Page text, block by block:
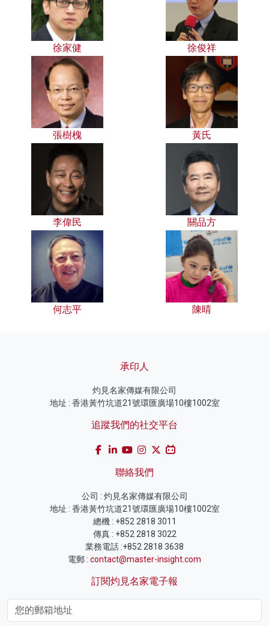
徐家健 徐俊祥
張樹槐 黃氏
李偉民 關品方
何志平 陳晴
承印人
灼見名家傳媒有限公司
地址 : 香港黃竹坑道21號環匯廣場10樓1002室
追蹤我們的社交平台
聯絡我們
公司 : 灼見名家傳媒有限公司
地址 : 香港黃竹坑道21號環匯廣場10樓1002室
總機 : +852 2818 3011
傳真 : +852 2818 3022
業務電話 :+852 2818 3638
電郵 : contact@master-insight.com
訂閱灼見名家電子報